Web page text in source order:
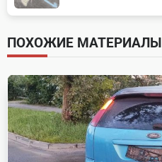
subtitle
screen-
reader-
text">Page</span>
ПОХОЖИЕ МАТЕРИАЛЫ